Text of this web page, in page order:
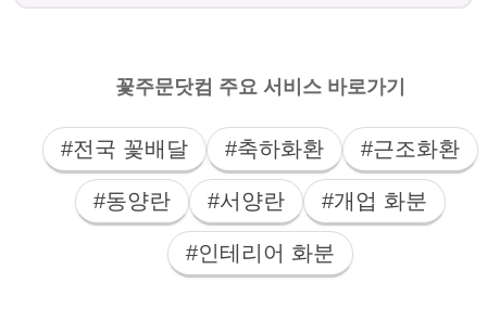
꽃주문닷컴 주요 서비스 바로가기
#전국 꽃배달 #축하화환 #근조화환
#동양란 #서양란 #개업 화분
#인테리어 화분